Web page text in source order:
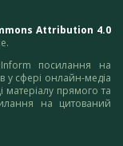
Attribution 4.0
посилання на
у сфері онлайн-медіа
прямого та
на цитований